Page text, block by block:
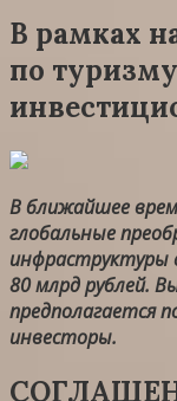
В рамках
по
В ближайшее
глобальные
инфраструктуры
80 млрд рублей.
предполагается
инвесторы.